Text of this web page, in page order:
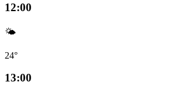
12:00
🌤️
24°
13:00